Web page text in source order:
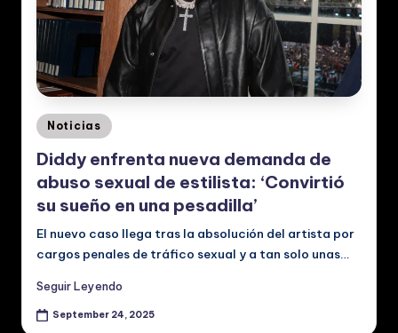
Posted
in
Noticias
Diddy enfrenta nueva demanda de
abuso sexual de estilista: ‘Convirtió
su sueño en una pesadilla’
El nuevo caso llega tras la absolución del artista por
cargos penales de tráfico sexual y a tan solo unas…
Seguir Leyendo
September 24, 2025